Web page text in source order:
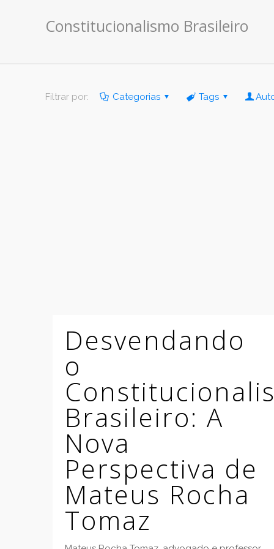
Constitucionalismo Brasileiro
Filtrar por: Categorias Tags
Desvendando
o
Brasileiro: A
Nova
Perspectiva de
Mateus Rocha
Tomaz